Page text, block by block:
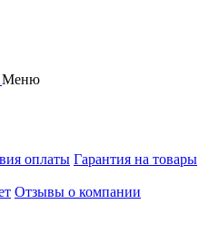
Меню
оплаты Гарантия на товары
Отзывы о компании